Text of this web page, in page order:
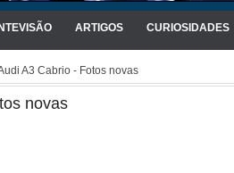
ARTIGOS CURIOSIDADES
A3 Cabrio - Fotos novas
novas